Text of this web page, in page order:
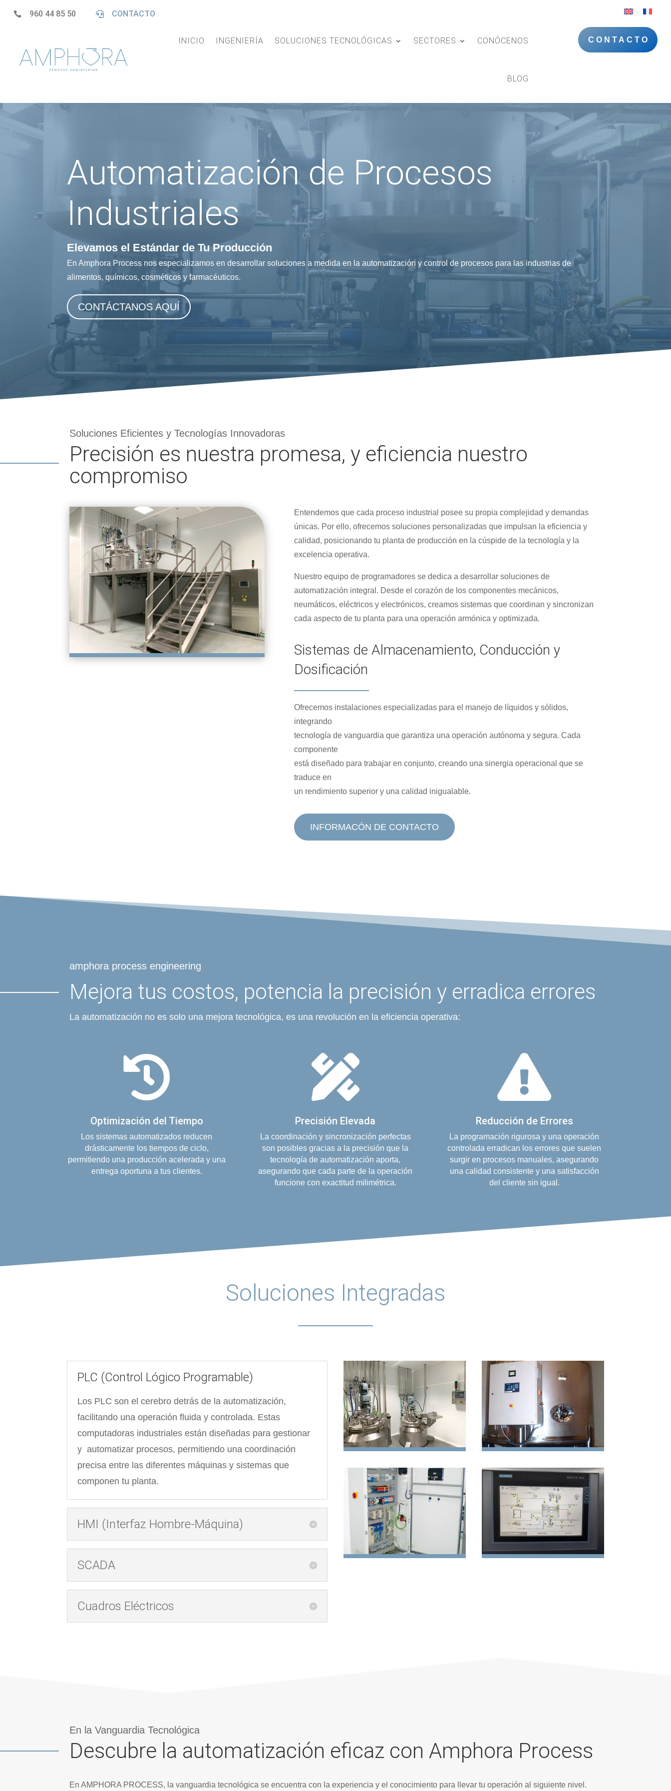
 960 44 85 50  CONTACTO
INICIO INGENIERÍA SOLUCIONES TECNOLÓGICAS SECTORES CONÓCENOS
BLOG
CONTACTO
Automatización de Procesos
Industriales
Elevamos el Estándar de Tu Producción
En Amphora Process nos especializamos en desarrollar soluciones a medida en la automatización y control de procesos para las industrias de
alimentos, químicos, cosméticos y farmacéuticos.
CONTÁCTANOS AQUÍ
Soluciones Eficientes y Tecnologías Innovadoras
Precisión es nuestra promesa, y eficiencia nuestro
compromiso
Entendemos que cada proceso industrial posee su propia complejidad y demandas
únicas. Por ello, ofrecemos soluciones personalizadas que impulsan la eficiencia y
calidad, posicionando tu planta de producción en la cúspide de la tecnología y la
excelencia operativa.
Nuestro equipo de programadores se dedica a desarrollar soluciones de
automatización integral. Desde el corazón de los componentes mecánicos,
neumáticos, eléctricos y electrónicos, creamos sistemas que coordinan y sincronizan
cada aspecto de tu planta para una operación armónica y optimizada.
Sistemas de Almacenamiento, Conducción y
Dosificación
Ofrecemos instalaciones especializadas para el manejo de líquidos y sólidos,
integrando
tecnología de vanguardia que garantiza una operación autónoma y segura. Cada
componente
está diseñado para trabajar en conjunto, creando una sinergia operacional que se
traduce en
un rendimiento superior y una calidad inigualable.
INFORMACÓN DE CONTACTO
amphora process engineering
Mejora tus costos, potencia la precisión y erradica errores
La automatización no es solo una mejora tecnológica, es una revolución en la eficiencia operativa:

Optimización del Tiempo
Los sistemas automatizados reducen
drásticamente los tiempos de ciclo,
permitiendo una producción acelerada y una
entrega oportuna a tus clientes.

Precisión Elevada
La coordinación y sincronización perfectas
son posibles gracias a la precisión que la
tecnología de automatización aporta,
asegurando que cada parte de la operación
funcione con exactitud milimétrica.

Reducción de Errores
La programación rigurosa y una operación
controlada erradican los errores que suelen
surgir en procesos manuales, asegurando
una calidad consistente y una satisfacción
del cliente sin igual.
Soluciones Integradas
PLC (Control Lógico Programable)
Los PLC son el cerebro detrás de la automatización,
facilitando una operación fluida y controlada. Estas
computadoras industriales están diseñadas para gestionar
y automatizar procesos, permitiendo una coordinación
precisa entre las diferentes máquinas y sistemas que
componen tu planta.
HMI (Interfaz Hombre-Máquina)
SCADA
Cuadros Eléctricos
En la Vanguardia Tecnológica
Descubre la automatización eficaz con Amphora Process
En AMPHORA PROCESS, la vanguardia tecnológica se encuentra con la experiencia y el conocimiento para llevar tu operación al siguiente nivel.